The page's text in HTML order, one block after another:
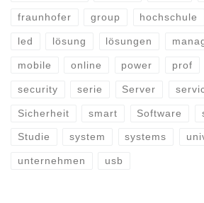
fraunhofer group hochschule
led lösung lösungen
mobile online power prof
security serie Server
Sicherheit smart Software
Studie system systems
unternehmen usb